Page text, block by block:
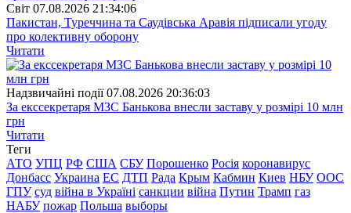
Свiт 07.08.2026 21:34:06
Пакистан, Туреччина та Саудівська Аравія підписали угоду
про колективну оборону
Читати
Надзвичайні події 07.08.2026 20:36:03
За екссекретаря МЗС Банькова внесли заставу у розмірі 10 млн
грн
Читати
Теги
АТО УПЦ РФ США СБУ Порошенко Росія коронавирус
Донбасс Украина ЕС ДТП Рада Крым Кабмин Киев НБУ ООС
ГПУ суд війна в Україні санкции війна Путин Трамп газ
НАБУ пожар Польша выборы